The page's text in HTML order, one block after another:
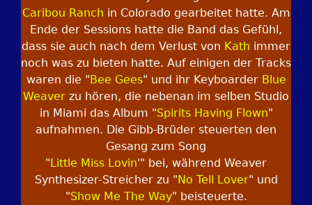
Caribou Ranch in Colorado gearbeitet hatte. Am
Ende der Sessions hatte die Band das Gefühl,
dass sie auch nach dem Verlust von Kath immer
noch was zu bieten hatte. Auf einigen der Tracks
waren die "Bee Gees" und ihr Keyboarder Blue
Weaver zu hören, die nebenan im selben Studio
in Miami das Album "Spirits Having Flown"
aufnahmen. Die Gibb-Brüder steuerten den
Gesang zum Song
"Little Miss Lovin'" bei, während Weaver
Synthesizer-Streicher zu "No Tell Lover" und
"Show Me The Way" beisteuerte.